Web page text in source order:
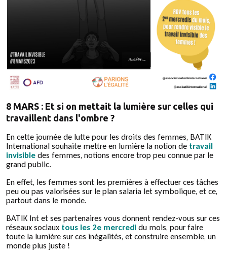
8 MARS : Et si on mettait la lumière sur celles qui
travaillent dans l'ombre ?
En cette journée de lutte pour les droits des femmes, BATIK
International souhaite mettre en lumière la notion de travail
invisibledes femmes, notions encore trop peu connue par le
grand public.
En effet, les femmes sont les premières à effectuer ces tâches
peu ou pas valorisées sur le plan salaria let symbolique, et ce,
partout dans le monde.
BATIK Int et ses partenaires vous donnent rendez-vous sur ces
réseaux sociaux tous les 2e mercredidu mois, pour faire
toute la lumière sur ces inégalités, et construire ensemble, un
monde plus juste !